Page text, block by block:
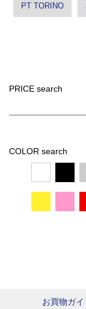
PT TORINO
PRICE search
COLOR search
お買物ガイ